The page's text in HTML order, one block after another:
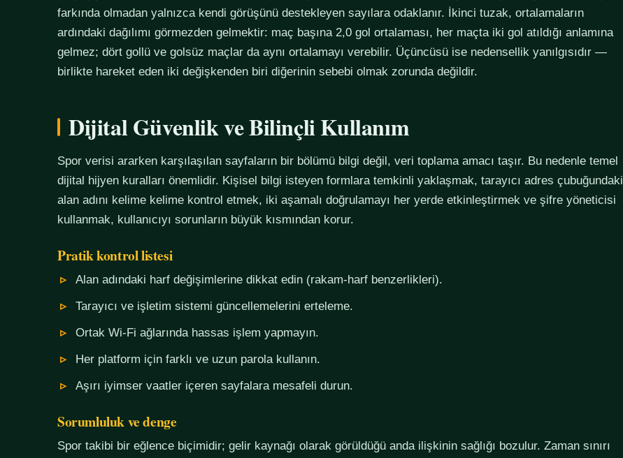
farkında olmadan yalnızca kendi görüşünü destekleyen sayılara odaklanır. İkinci tuzak, ortalamaların
ardındaki dağılımı görmezden gelmektir: maç başına 2,0 gol ortalaması, her maçta iki gol atıldığı anlamına
gelmez; dört gollü ve golsüz maçlar da aynı ortalamayı verebilir. Üçüncüsü ise nedensellik yanılgısıdır —
birlikte hareket eden iki değişkenden biri diğerinin sebebi olmak zorunda değildir.
Dijital Güvenlik ve Bilinçli Kullanım
Spor verisi ararken karşılaşılan sayfaların bir bölümü bilgi değil, veri toplama amacı taşır. Bu nedenle temel
dijital hijyen kuralları önemlidir. Kişisel bilgi isteyen formlara temkinli yaklaşmak, tarayıcı adres çubuğundaki
alan adını kelime kelime kontrol etmek, iki aşamalı doğrulamayı her yerde etkinleştirmek ve şifre yöneticisi
kullanmak, kullanıcıyı sorunların büyük kısmından korur.
Pratik kontrol listesi
Alan adındaki harf değişimlerine dikkat edin (rakam-harf benzerlikleri).
Tarayıcı ve işletim sistemi güncellemelerini erteleme.
Ortak Wi-Fi ağlarında hassas işlem yapmayın.
Her platform için farklı ve uzun parola kullanın.
Aşırı iyimser vaatler içeren sayfalara mesafeli durun.
Sorumluluk ve denge
Spor takibi bir eğlence biçimidir; gelir kaynağı olarak görüldüğü anda ilişkinin sağlığı bozulur. Zaman sınırı